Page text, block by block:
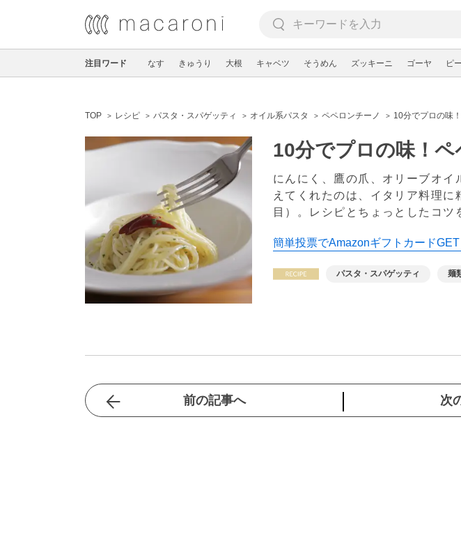
注目ワード なす きゅうり 大根 キャベツ そうめん ズッキーニ ゴーヤ ピ
TOP レシピ パスタ・スパゲッティ オイル系パスタ ペペロンチーノ 10分でプロの味
10分でプロの味！ペ
にんにく、鷹の爪、オリーブオ
えてくれたのは、イタリア料理
目）。レシピとちょっとしたコ
簡単投票でAmazonギフトカードGET
パスタ・スパゲッティ 麺
前の記事へ 次